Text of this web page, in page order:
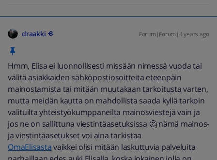
draakki Forum|Forum|4 years ago
Hmm, Elisa ei luonnollisesti missään nimessä vuoda tai
välitä asiakkaiden sähköpostiosoitteita eteenpäin
mainostamista tai mitään muutakaan tarkoitusta varten,
mutta meidän kautta on mahdollista saada kyllä tarkoin
valituilta yhteistyökumppaneilta mainosviestejä vain ja
jos ne on sallittuna viestintäasetuksissa 🤔 nämä mainos-
ja viestintäasetukset voi aina tarkistaa
OmaElisastavaikkei olisi mitään laskuttuvia palveluita